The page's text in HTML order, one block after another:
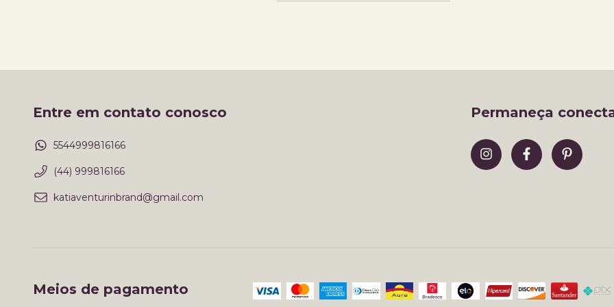
Entre em contato conosco
5544999816166
(44) 999816166
katiaventurinbrand@gmail.com
Permaneça
Meios de pagamento